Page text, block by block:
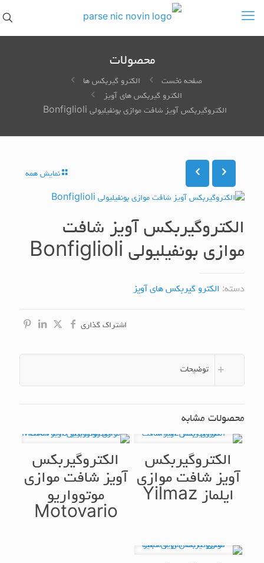
محصولات
صفحه نخست
الکترو گیربکس ها
الکترو گیربکس های آویز
الکتروگیربکس آویز شافت موازی بونفیلیولی Bonfiglioli
نمایش همه
الکتروگیربکس آویز شافت
موازی بونفیلیولی Bonfiglioli
دسته: الکترو گیربکس های آویز
اشتراک گذاری
توضیحات
محصولات مشابه
الکتروگیربکس
آویز شافت موازی
ایلماز Yilmaz
الکتروگیربکس
آویز شافت موازی
موتوواریو
Motovario